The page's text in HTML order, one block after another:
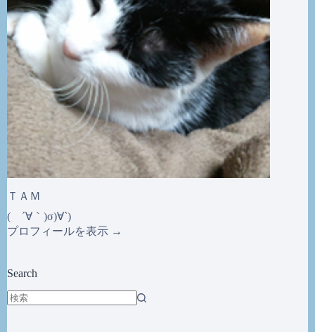
ＴＡＭ
( ´∀｀)σ)∀`)
プロフィールを表示 →
Search